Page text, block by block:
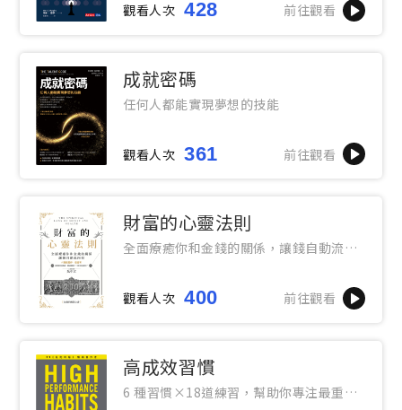
觀看人次 428 前往觀看
成就密碼
任何人都能實現夢想的技能
觀看人次 361 前往觀看
財富的心靈法則
全面療癒你和金錢的關係，讓錢自動流向
觀看人次 400 前往觀看
高成效習慣
6 種習慣×18道練習，幫助你專注最重要